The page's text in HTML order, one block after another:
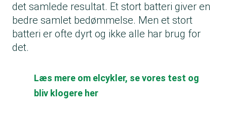
det samlede resultat. Et stort batteri giver en
bedre samlet bedømmelse. Men et stort
batteri er ofte dyrt og ikke alle har brug for
det.
Læs mere om elcykler, se vores test og
bliv klogere her